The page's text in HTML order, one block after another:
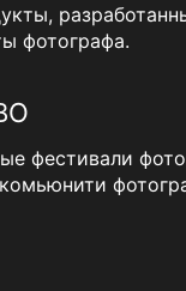
фотографа.
фестивали